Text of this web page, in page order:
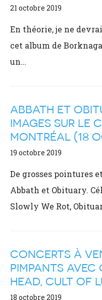
21 octobre 2019
En théorie, je ne
cet album de
un…
ABBATH ET
IMAGES SUR LE
MONTRÉAL (18
19 octobre 2019
De grosses pointures
Abbath et Obituary.
Slowly We Rot,
CONCERTS À
PIMPANTS AVEC
HEAD, CULT OF
18 octobre 2019